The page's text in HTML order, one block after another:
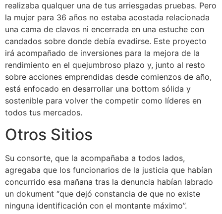
realizaba qualquer una de tus arriesgadas pruebas. Pero
la mujer para 36 años no estaba acostada relacionada
una cama de clavos ni encerrada en una estuche con
candados sobre donde debía evadirse. Este proyecto
irá acompañado de inversiones para la mejora de la
rendimiento en el quejumbroso plazo y, junto al resto
sobre acciones emprendidas desde comienzos de año,
está enfocado en desarrollar una bottom sólida y
sostenible para volver the competir como líderes en
todos tus mercados.
Otros Sitios
Su consorte, que la acompañaba a todos lados,
agregaba que los funcionarios de la justicia que habían
concurrido esa mañana tras la denuncia habían labrado
un dokument “que dejó constancia de que no existe
ninguna identificación con el montante máximo”.